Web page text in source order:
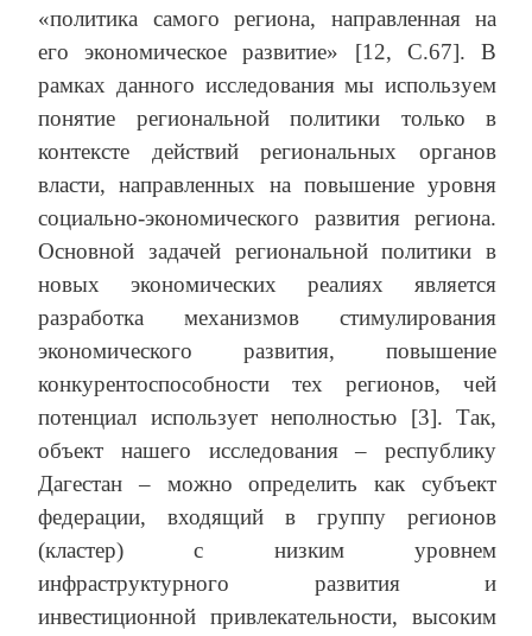
«политика самого региона, направленная на
его экономическое развитие» [12, С.67]. В
рамках данного исследования мы используем
понятие региональной политики только в
контексте действий региональных органов
власти, направленных на повышение уровня
социально-экономического развития региона.
Основной задачей региональной политики в
новых экономических реалиях является
разработка механизмов стимулирования
экономического развития, повышение
конкурентоспособности тех регионов, чей
потенциал использует неполностью [3]. Так,
объект нашего исследования – республику
Дагестан – можно определить как субъект
федерации, входящий в группу регионов
(кластер) с низким уровнем
инфраструктурного развития и
инвестиционной привлекательности, высоким